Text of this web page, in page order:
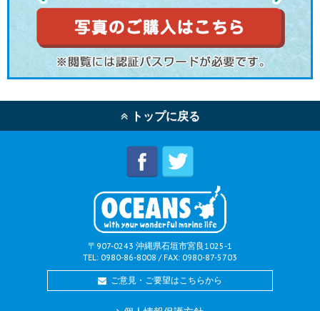
トップに戻る
〒907-0243 沖縄県石垣市宮良1025-1
TEL: 0980-86-8008 / FAX: 0980-87-5703
ご意見・ご要望はこちらから